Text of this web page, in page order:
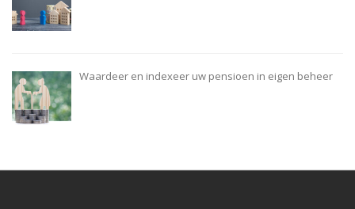
Waardeer en indexeer uw pensioen in eigen beheer